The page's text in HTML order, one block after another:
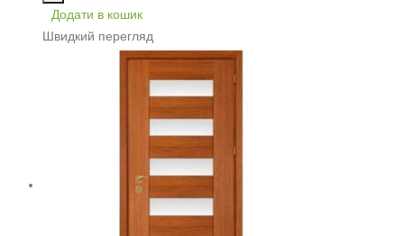
Додати в кошик
Швидкий перегляд